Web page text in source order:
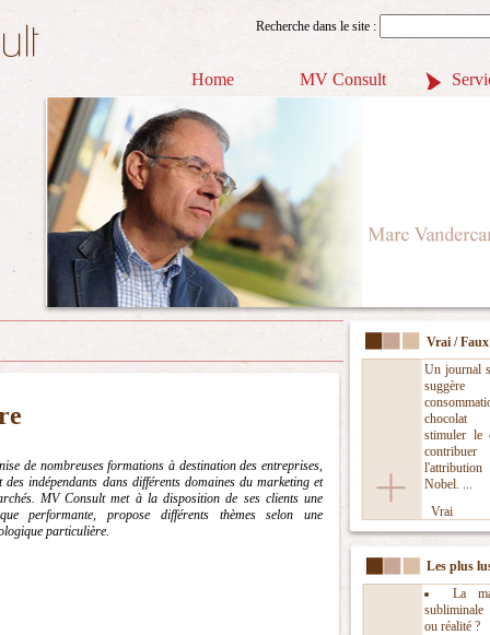
Recherche dans le site :
Home MV Consult
Vrai / Faux
Un journal
chocolat
stimuler le
Nobel. ...
Vrai
Les plus
La
ou réalité ?
de nombreuses formations à destination des entreprises,
des indépendants dans différents domaines du marketing et
MV Consult met à la disposition de ses clients une
performante, propose différents thèmes selon une
particulière.